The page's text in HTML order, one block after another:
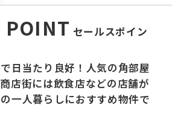
POINT セールスポイン
日当たり良好！人気の角部屋
店街には飲食店などの店舗が
一人暮らしにおすすめ物件で